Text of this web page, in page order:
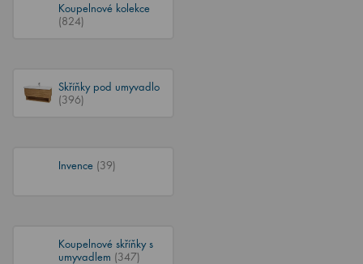
Koupelnové kolekce
(824)
Skříňky pod umyvadlo
(396)
Invence (39)
Koupelnové skříňky s
umyvadlem (347)